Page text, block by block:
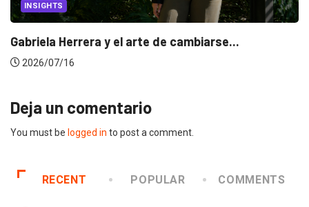
INSIGHTS
Gabriela Herrera y el arte de cambiarse...
2026/07/16
Deja un comentario
You must be logged in to post a comment.
RECENT POPULAR COMMENTS